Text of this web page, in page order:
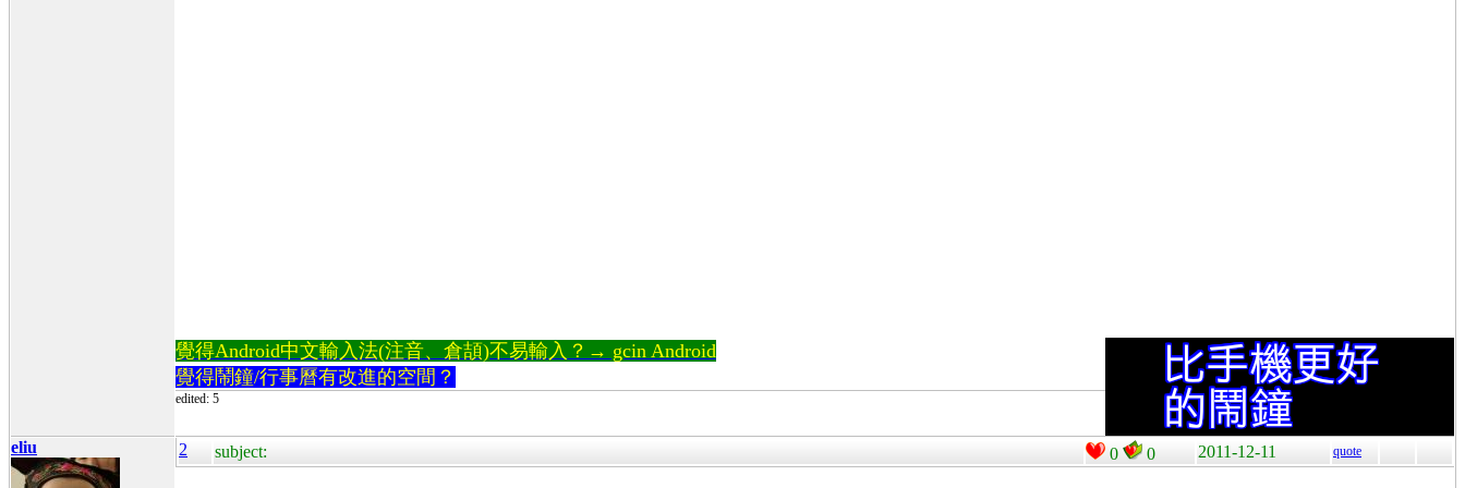
覺得Android中文輸入法(注音、倉頡)不易輸入？→ gcin Android
覺得鬧鐘/行事曆有改進的空間？
edited: 5
eliu 2 subject: 0 0 2011-12-11 quote